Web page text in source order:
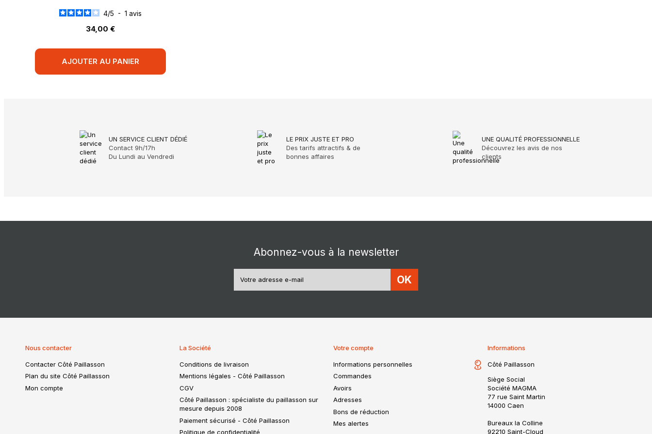
4/5 - 1 avis
34,00 €
AJOUTER AU PANIER
UN SERVICE CLIENT DÉDIÉ
Contact 9h/17h
Du Lundi au Vendredi
LE PRIX JUSTE ET PRO
Des tarifs attractifs & de
bonnes affaires
UNE QUALITÉ PROFESSIONNELLE
Découvrez les avis de nos
clients
Abonnez-vous à la newsletter
OK
Nous contacter
Contacter Côté Paillasson
Plan du site Côté Paillasson
Mon compte
La Société
Conditions de livraison
Mentions légales - Côté Paillasson
CGV
Côté Paillasson : spécialiste du paillasson sur
mesure depuis 2008
Paiement sécurisé - Côté Paillasson
Politique de confidentialité
Votre compte
Informations personnelles
Commandes
Avoirs
Adresses
Bons de réduction
Mes alertes
Informations
Côté Paillasson
Siège Social
Société MAGMA
77 rue Saint Martin
14000 Caen
Bureaux la Colline
92210 Saint-Cloud